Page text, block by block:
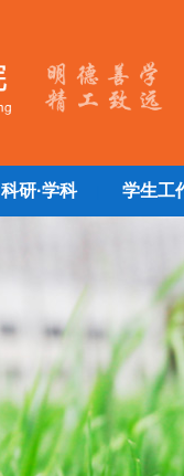
科研·学科 学生工